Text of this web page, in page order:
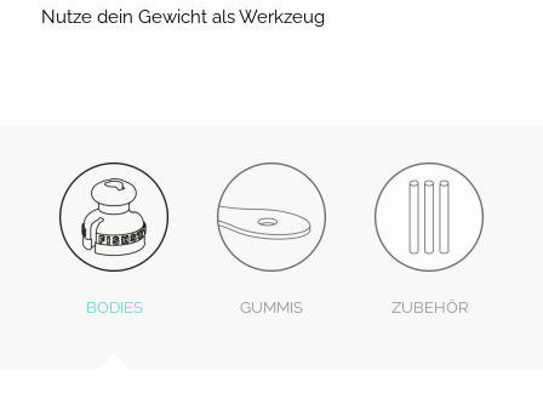
Nutze dein Gewicht als Werkzeug
BODIES GUMMIS ZUBEHÖR